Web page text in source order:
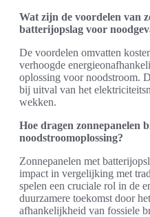
Wat zijn de voordelen van
batterijopslag voor
De voordelen omvatten
verhoogde
oplossing voor noodstroom.
bij uitval van het
wekken.
Hoe dragen zonnepanelen
noodstroomoplossing?
Zonnepanelen met
impact in vergelijking met
spelen een cruciale rol in de
duurzamere toekomst door
afhankelijkheid van fossiele